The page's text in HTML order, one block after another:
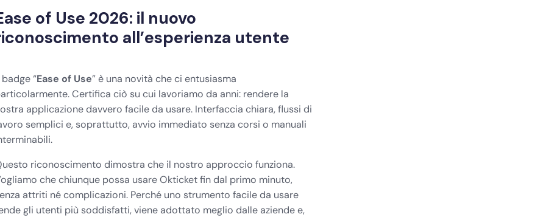
of Use 2026: il nuovo
all’esperienza utente
badge “Ease of Use” è una novità che ci entusiasma
Certifica ciò su cui lavoriamo da anni: rendere la
applicazione davvero facile da usare. Interfaccia chiara, flussi di
semplici e, soprattutto, avvio immediato senza corsi o manuali
riconoscimento dimostra che il nostro approccio funziona.
che chiunque possa usare Okticket fin dal primo minuto,
attriti né complicazioni. Perché uno strumento facile da usare
gli utenti più soddisfatti, viene adottato meglio dalle aziende e,